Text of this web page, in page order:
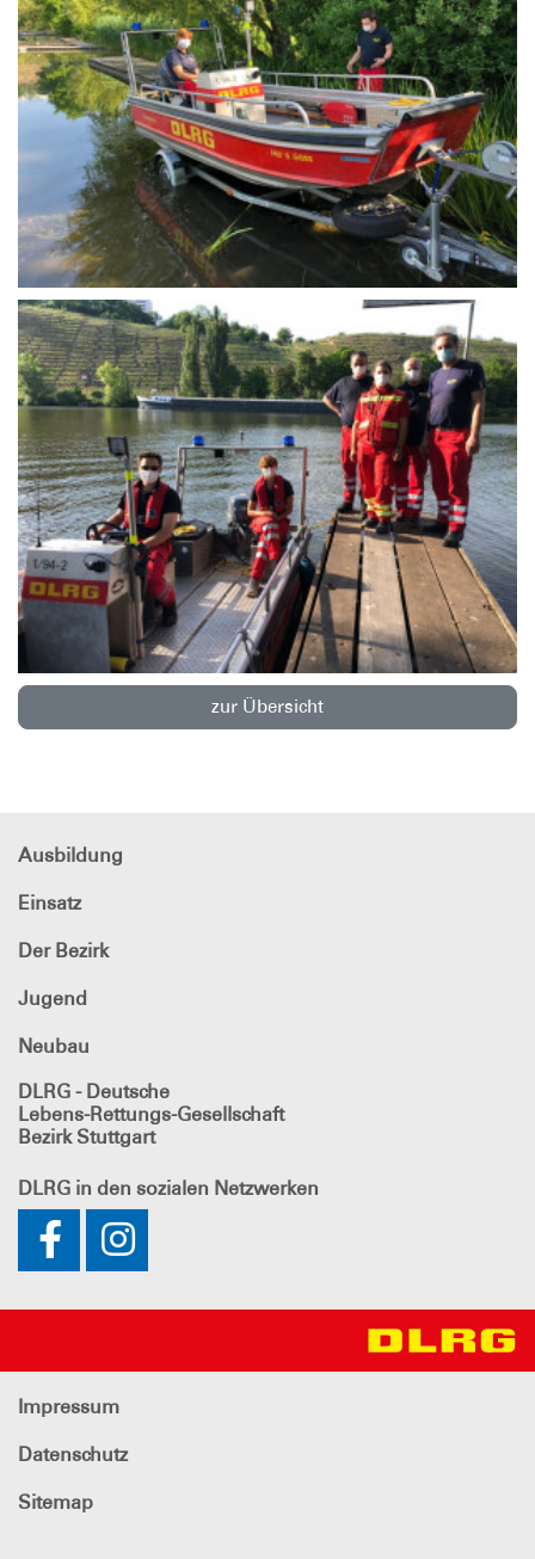
zur Übersicht
Ausbildung
Einsatz
Der Bezirk
Jugend
Neubau
DLRG - Deutsche
Lebens-Rettungs-Gesellschaft
Bezirk Stuttgart
DLRG in den sozialen Netzwerken
Impressum
Datenschutz
Sitemap